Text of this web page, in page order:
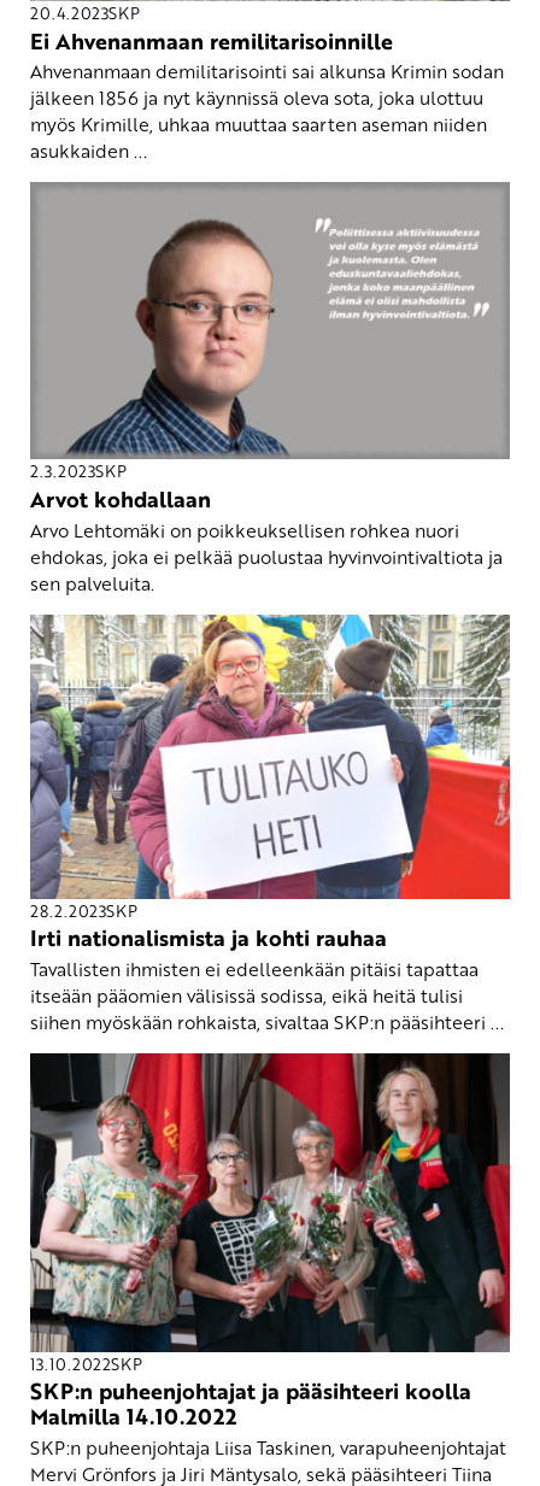
20.4.2023SKP
Ei Ahvenanmaan remilitarisoinnille
Ahvenanmaan demilitarisointi sai alkunsa Krimin sodan
jälkeen 1856 ja nyt käynnissä oleva sota, joka ulottuu
myös Krimille, uhkaa muuttaa saarten aseman niiden
asukkaiden ...
2.3.2023SKP
Arvot kohdallaan
Arvo Lehtomäki on poikkeuksellisen rohkea nuori
ehdokas, joka ei pelkää puolustaa hyvinvointivaltiota ja
sen palveluita.
28.2.2023SKP
Irti nationalismista ja kohti rauhaa
Tavallisten ihmisten ei edelleenkään pitäisi tapattaa
itseään pääomien välisissä sodissa, eikä heitä tulisi
siihen myöskään rohkaista, sivaltaa SKP:n pääsihteeri ...
13.10.2022SKP
SKP:n puheenjohtajat ja pääsihteeri koolla
Malmilla 14.10.2022
SKP:n puheenjohtaja Liisa Taskinen, varapuheenjohtajat
Mervi Grönfors ja Jiri Mäntysalo, sekä pääsihteeri Tiina